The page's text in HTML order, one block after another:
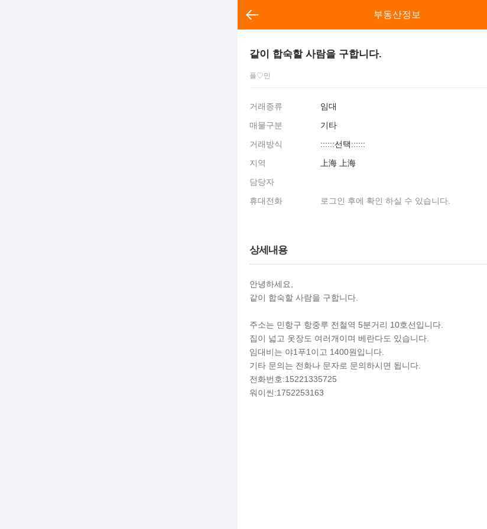
전체분류 부동산정보
같이 합숙할 사람을 구합니다.
플♡민
거래종류
임대
매물구분
기타
거래방식
::::::선택::::::
지역
上海 上海
담당자
휴대전화
로그인 후에 확인 하실 수 있습니다.
상세내용
안녕하세요,
같이 합숙할 사람을 구합니다.
주소는 민항구 항중루 전철역 5분거리 10호선입니다.
집이 넓고 옷장도 여러개이며 베란다도 있습니다.
임대비는 야1푸1이고 1400원입니다.
기타 문의는 전화나 문자로 문의하시면 됩니다.
전화번호:15221335725
워이씬:1752253163